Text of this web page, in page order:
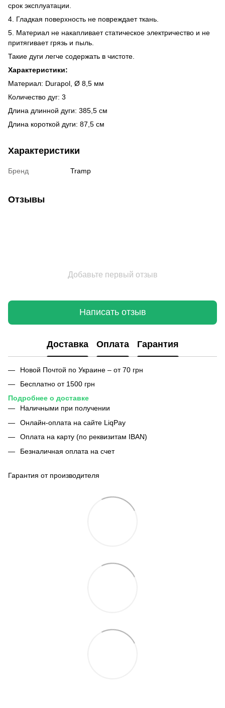
срок эксплуатации.
4. Гладкая поверхность не повреждает ткань.
5. Материал не накапливает статическое электричество и не
притягивает грязь и пыль.
Такие дуги легче содержать в чистоте.
Характеристики:
Материал: Durapol, Ø 8,5 мм
Количество дуг: 3
Длина длинной дуги: 385,5 см
Длина короткой дуги: 87,5 см
Характеристики
Бренд Tramp
Отзывы
Добавьте первый отзыв
Написать отзыв
Доставка Оплата Гарантия
Новой Почтой по Украине – от 70 грн
Бесплатно от 1500 грн
Подробнее о доставке
Наличными при получении
Онлайн-оплата на сайте LiqPay
Оплата на карту (по реквизитам IBAN)
Безналичная оплата на счет
Гарантия от производителя